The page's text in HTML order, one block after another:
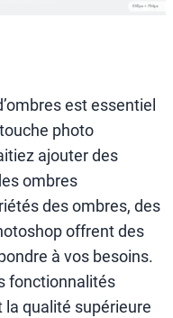
est essentiel
photo
ajouter des
ombres
des ombres, des
offrent des
à vos besoins.
fonctionnalités
la qualité supérieure